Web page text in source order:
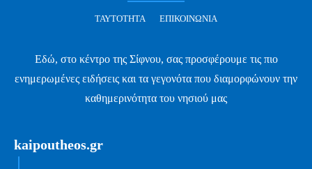
ΤΑΥΤΌΤΗΤΑ ΕΠΙΚΟΙΝΩΝΊΑ
Εδώ, στο κέντρο της Σίφνου, σας προσφέρουμε τις πιο
ενημερωμένες ειδήσεις και τα γεγονότα που διαμορφώνουν την
καθημερινότητα του νησιού μας
kaipoutheos.gr